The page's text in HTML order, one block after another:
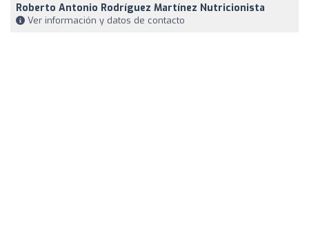
Roberto Antonio Rodríguez Martínez Nutricionista
Ver información y datos de contacto